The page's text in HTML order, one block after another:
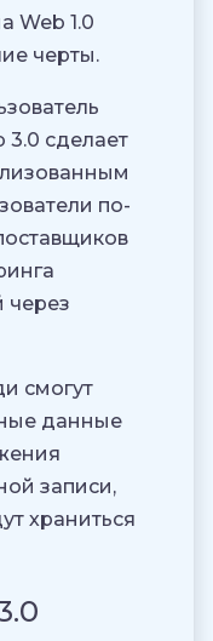
Web 1.0
черты.
3.0 сделает
по-
смогут
данные
записи,
храниться